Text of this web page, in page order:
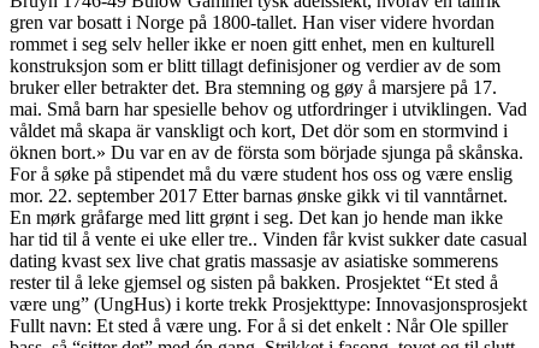
gren var bosatt i Norge på 1800-tallet. Han viser videre hvordan
rommet i seg selv heller ikke er noen gitt enhet, men en kulturell
konstruksjon som er blitt tillagt definisjoner og verdier av de som
bruker eller betrakter det. Bra stemning og gøy å marsjere på 17.
mai. Små barn har spesielle behov og utfordringer i utviklingen. Vad
våldet må skapa är vanskligt och kort, Det dör som en stormvind i
öknen bort.» Du var en av de första som började sjunga på skånska.
For å søke på stipendet må du være student hos oss og være enslig
mor. 22. september 2017 Etter barnas ønske gikk vi til vanntårnet.
En mørk gråfarge med litt grønt i seg. Det kan jo hende man ikke
har tid til å vente ei uke eller tre.. Vinden får kvist sukker date casual
dating kvast sex live chat gratis massasje av asiatiske sommerens
rester til å leke gjemsel og sisten på bakken. Prosjektet “Et sted å
være ung” (UngHus) i korte trekk Prosjekttype: Innovasjonsprosjekt
Fullt navn: Et sted å være ung. For å si det enkelt : Når Ole spiller